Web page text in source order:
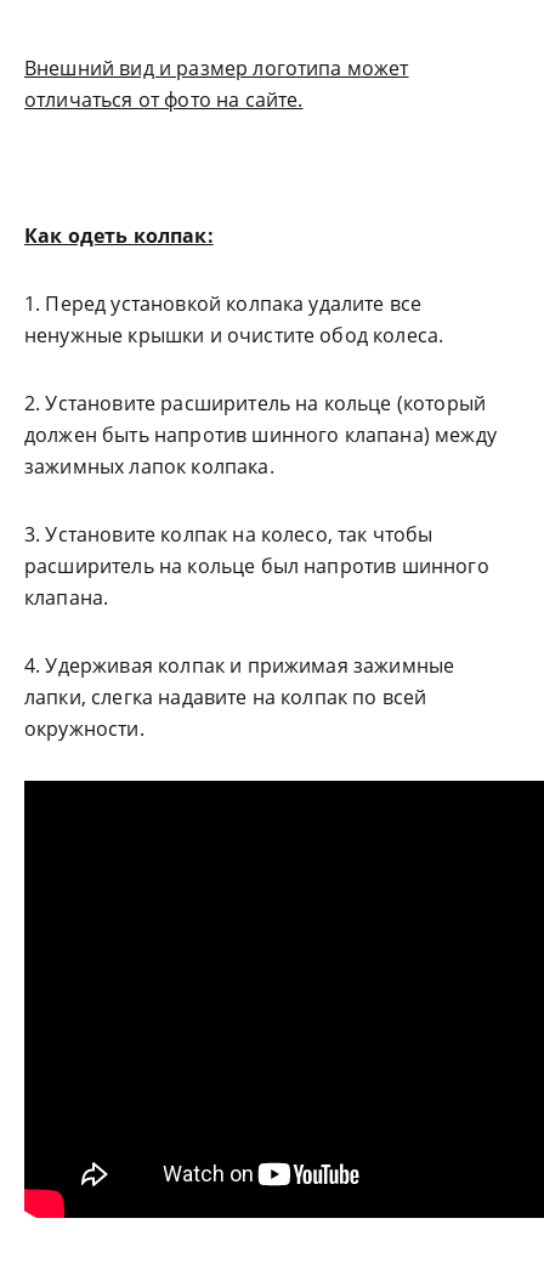
Внешний вид и размер логотипа может
отличаться от фото на сайте.
Как одеть колпак:
1. Перед установкой колпака удалите все
ненужные крышки и очистите обод колеса.
2. Установите расширитель на кольце (который
должен быть напротив шинного клапана) между
зажимных лапок колпака.
3. Установите колпак на колесо, так чтобы
расширитель на кольце был напротив шинного
клапана.
4. Удерживая колпак и прижимая зажимные
лапки, слегка надавите на колпак по всей
окружности.